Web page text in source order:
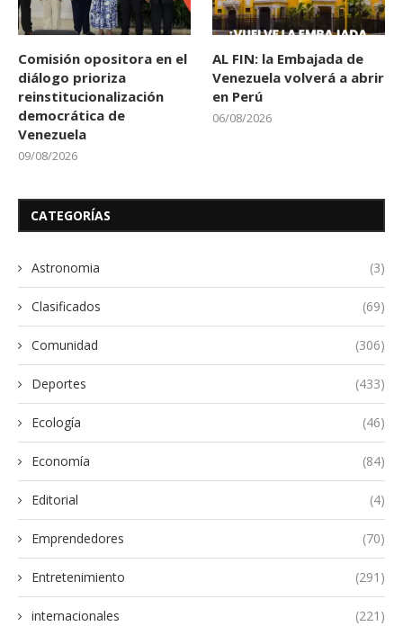
Comisión opositora en el
diálogo prioriza
reinstitucionalización
democrática de
Venezuela
09/08/2026
AL FIN: la Embajada de
Venezuela volverá a abrir
en Perú
06/08/2026
CATEGORÍAS
Astronomia (3)
Clasificados (69)
Comunidad (306)
Deportes (433)
Ecología (46)
Economía (84)
Editorial (4)
Emprendedores (70)
Entretenimiento (291)
internacionales (221)